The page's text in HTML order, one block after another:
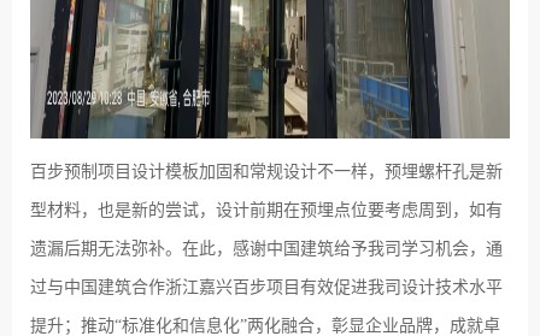
百步预制项目设计模板加固和常规设计不一样，预埋螺杆孔是新
型材料，也是新的尝试，设计前期在预埋点位要考虑周到，如有
遗漏后期无法弥补。在此，感谢中国建筑给予我司学习机会，通
过与中国建筑合作浙江嘉兴百步项目有效促进我司设计技术水平
提升；推动“标准化和信息化”两化融合，彰显企业品牌，成就卓